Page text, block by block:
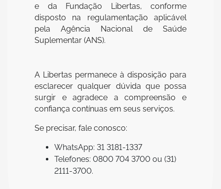
e da Fundação Libertas, conforme
disposto na regulamentação aplicável
pela Agência Nacional de Saúde
Suplementar (ANS).
A Libertas permanece à disposição para
esclarecer qualquer dúvida que possa
surgir e agradece a compreensão e
confiança contínuas em seus serviços.
Se precisar, fale conosco:
WhatsApp: 31 3181-1337
Telefones: 0800 704 3700 ou (31)
2111-3700.